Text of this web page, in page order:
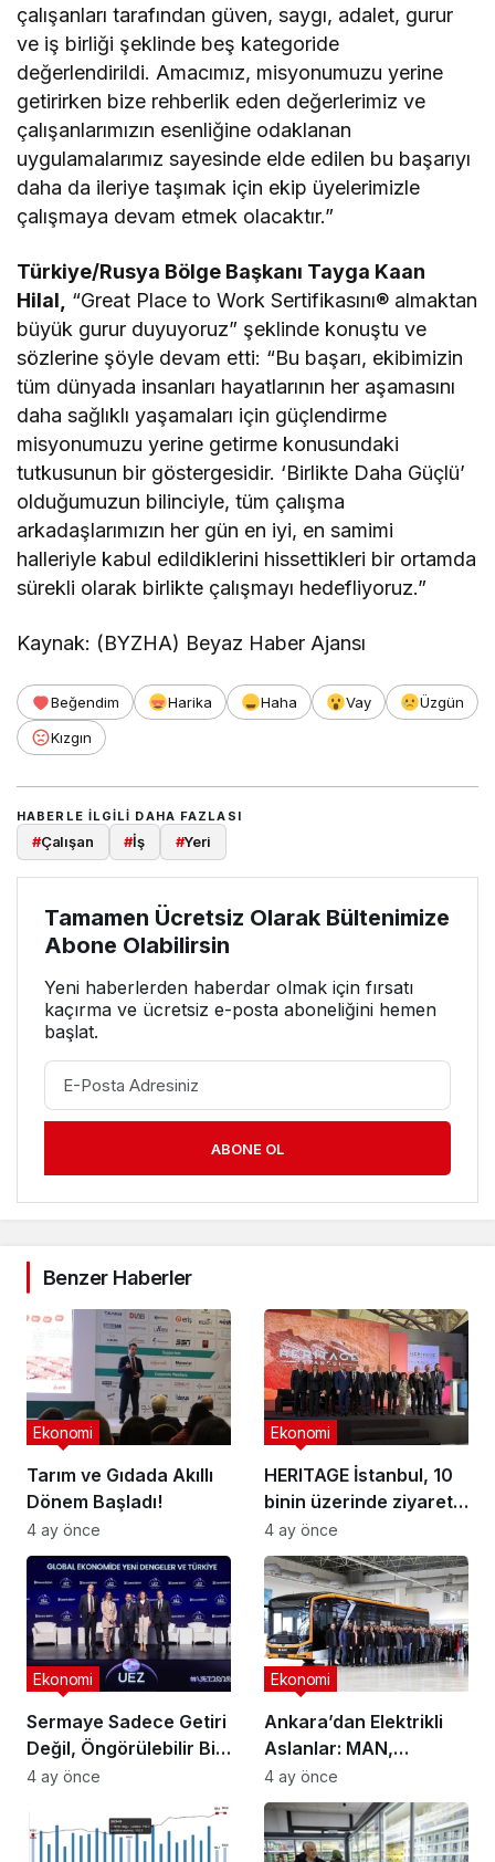
çalışanları tarafından güven, saygı, adalet, gurur
ve iş birliği şeklinde beş kategoride
değerlendirildi. Amacımız, misyonumuzu yerine
getirirken bize rehberlik eden değerlerimiz ve
çalışanlarımızın esenliğine odaklanan
uygulamalarımız sayesinde elde edilen bu başarıyı
daha da ileriye taşımak için ekip üyelerimizle
çalışmaya devam etmek olacaktır.”
Türkiye/Rusya Bölge Başkanı Tayga Kaan
Hilal,
“Great Place to Work Sertifikasını® almaktan
büyük gurur duyuyoruz” şeklinde konuştu ve
sözlerine şöyle devam etti: “Bu başarı, ekibimizin
tüm dünyada insanları hayatlarının her aşamasını
daha sağlıklı yaşamaları için güçlendirme
misyonumuzu yerine getirme konusundaki
tutkusunun bir göstergesidir. ‘Birlikte Daha Güçlü’
olduğumuzun bilinciyle, tüm çalışma
arkadaşlarımızın her gün en iyi, en samimi
halleriyle kabul edildiklerini hissettikleri bir ortamda
sürekli olarak birlikte çalışmayı hedefliyoruz.”
Kaynak: (BYZHA) Beyaz Haber Ajansı
Beğendim Harika Haha Vay
Üzgün
Kızgın
HABERLE ILGILI DAHA FAZLASI
#Çalışan #İş #Yeri
Tamamen Ücretsiz Olarak Bültenimize
Abone Olabilirsin
Yeni haberlerden haberdar olmak için fırsatı
kaçırma ve ücretsiz e-posta aboneliğini hemen
başlat.
ABONE OL
Benzer Haberler
Tarım ve Gıdada Akıllı
Dönem Başladı!
Ekonomi
4 ay önce
HERITAGE İstanbul, 10
binin üzerinde ziyaretçi
ağırladı
Ekonomi
4 ay önce
Sermaye Sadece Getiri
Değil, Öngörülebilir Bir
Ortam Arıyor
Ekonomi
4 ay önce
Ankara’dan Elektrikli
Aslanlar: MAN,
Ankara’daki
fabrikasında eBus
üretimine başladı
Ekonomi
4 ay önce